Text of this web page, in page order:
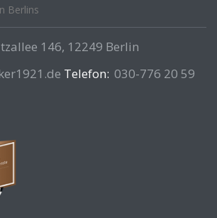
Berlins
146, 12249 Berlin
Telefon: 030-776 20 59